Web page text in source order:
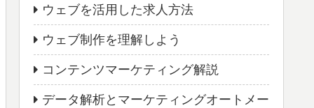
ウェブを活用した求人方法
ウェブ制作を理解しよう
コンテンツマーケティング解説
データ解析とマーケティングオートメー